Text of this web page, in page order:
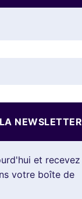
NEWSLETTER
et recevez
votre boîte de